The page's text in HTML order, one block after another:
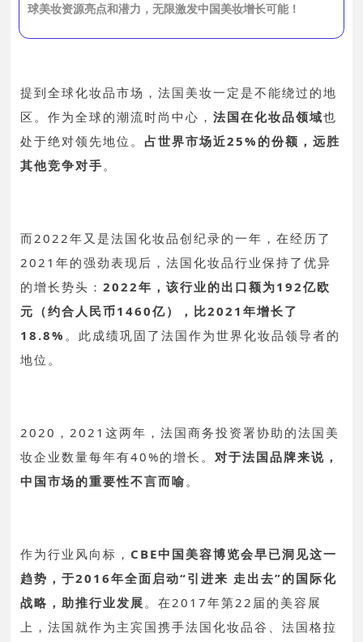
球美妆资源亮点和潜力，无限激发中国美妆增长可能！
提到全球化妆品市场，法国美妆一定是不能绕过的地
区。作为全球的潮流时尚中心，法国在化妆品领域也
处于绝对领先地位。占世界市场近25%的份额，远胜
其他竞争对手。
而2022年又是法国化妆品创纪录的一年，在经历了
2021年的强劲表现后，法国化妆品行业保持了优异
的增长势头：2022年，该行业的出口额为192亿欧
元（约合人民币1460亿），比2021年增长了
18.8% 。此成绩巩固了法国作为世界化妆品领导者的
地位。
2020，2021这两年，法国商务投资署协助的法国美
妆企业数量每年有40%的增长。对于法国品牌来说，
中国市场的重要性不言而喻。
作为行业风向标， CBE中国美容博览会早已洞见这一
趋势，于2016年全面启动“引进来 走出去”的国际化
战略，助推行业发展。在2017年第22届的美容展
上，法国就作为主宾国携手法国化妆品谷、法国格拉